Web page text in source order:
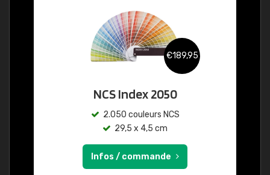
€189,95
NCS Index 2050
2.050 couleurs NCS
29,5 x 4,5 cm
Infos / commande